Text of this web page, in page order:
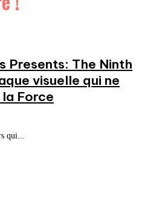
Presents: The Ninth
visuelle qui ne
Force
qui...